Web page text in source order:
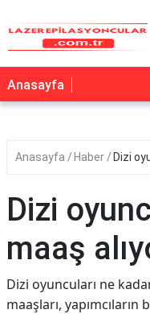
Anasayfa
Anasayfa Haber Dizi
Dizi
maaş
Dizi oyuncuları ne
maaşları,